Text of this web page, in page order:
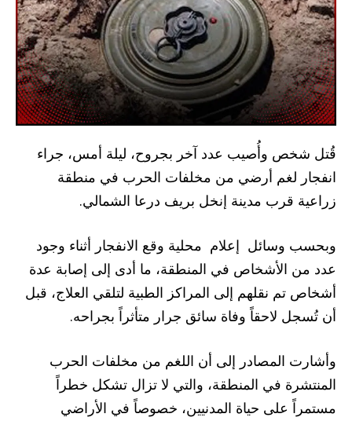
قُتل شخص وأُصيب عدد آخر بجروح، ليلة أمس، جراء
انفجار لغم أرضي من مخلفات الحرب في منطقة
زراعية قرب مدينة إنخل بريف درعا الشمالي.
وبحسب وسائل إعلام محلية وقع الانفجار أثناء وجود
عدد من الأشخاص في المنطقة، ما أدى إلى إصابة عدة
أشخاص تم نقلهم إلى المراكز الطبية لتلقي العلاج، قبل
أن تُسجل لاحقاً وفاة سائق جرار متأثراً بجراحه.
وأشارت المصادر إلى أن اللغم من مخلفات الحرب
المنتشرة في المنطقة، والتي لا تزال تشكل خطراً
مستمراً على حياة المدنيين، خصوصاً في الأراضي